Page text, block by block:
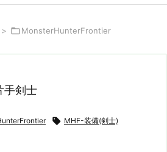
> MonsterHunterFrontier
手剣士
 MHF-装備(剣士)